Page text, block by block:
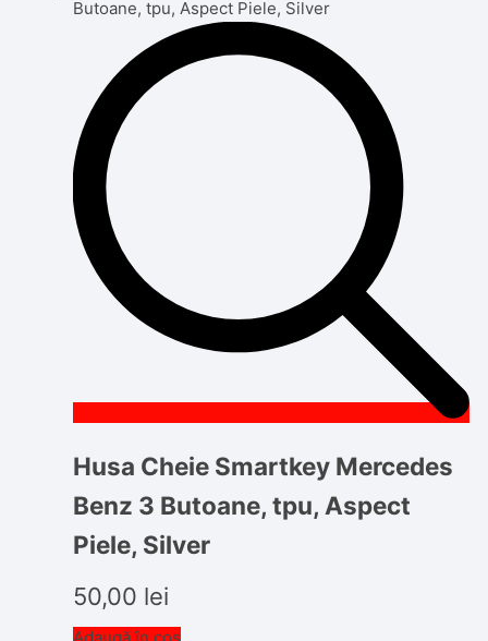
Husa Cheie Smartkey Mercedes
Benz 3 Butoane, tpu, Aspect
Piele, Silver
50,00 lei